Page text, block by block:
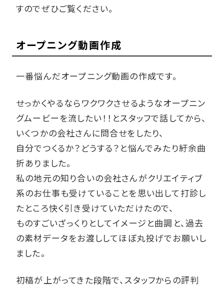
すのでぜひご覧ください。
オープニング動画作成
一番悩んだオープニング動画の作成です。
せっかくやるならワクワクさせるようなオープニン
グムービーを流したい！！とスタッフで話してから、
いくつかの会社さんに問合せをしたり、
自分でつくるか？どうする？と悩んでみたり紆余曲
折ありました。
私の地元の知り合いの会社さんがクリエイティブ
系のお仕事も受けていることを思い出して打診し
たところ快く引き受けていただけたので、
ものすごいざっくりとしてイメージと曲調と、過去
の素材データをお渡ししてほぼ丸投げでお願いし
ました。
初稿が上がってきた段階で、スタッフからの評判